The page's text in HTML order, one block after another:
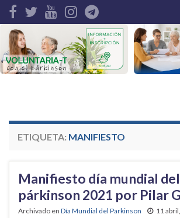
Search for:
ETIQUETA: MANIFIESTO
Manifiesto día mundial del
párkinson 2021 por Pilar
Archivado en Día Mundial del Parkinson 11